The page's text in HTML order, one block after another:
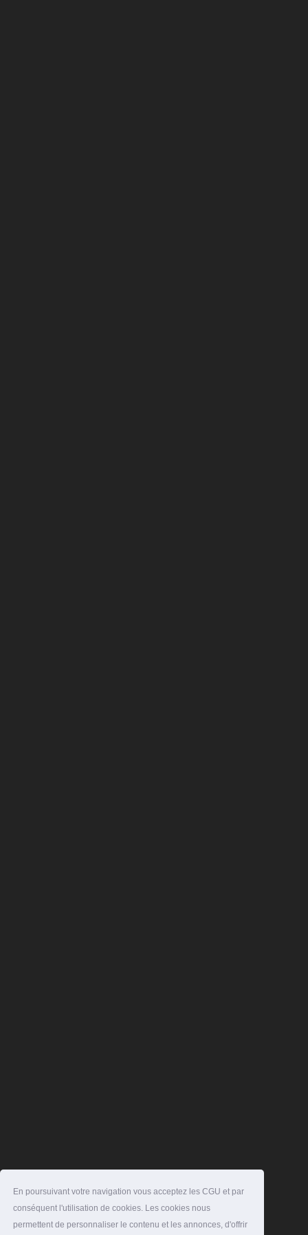
En poursuivant votre navigation vous acceptez les CGU et par
conséquent l'utilisation de cookies. Les cookies nous
permettent de personnaliser le contenu et les annonces, d'offrir